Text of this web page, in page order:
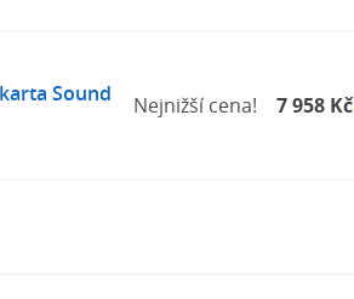
Sound
Nejnižší cena! 7 958 Kč